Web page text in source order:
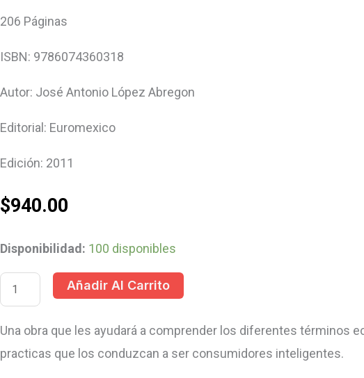
206 Páginas
ISBN: 9786074360318
Autor: José Antonio López Abregon
Editorial: Euromexico
Edición: 2011
$940.00
Disponibilidad: 100 disponibles
Añadir Al Carrito
Una obra que les ayudará a comprender los diferentes términos
practicas que los conduzcan a ser consumidores inteligentes.